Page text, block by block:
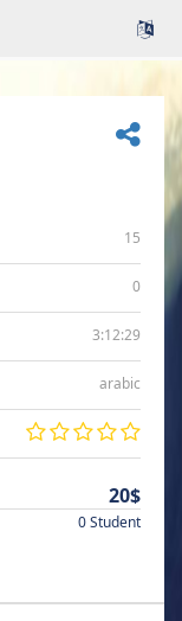
15
0
3:12:29
arabic
20$
0 Student